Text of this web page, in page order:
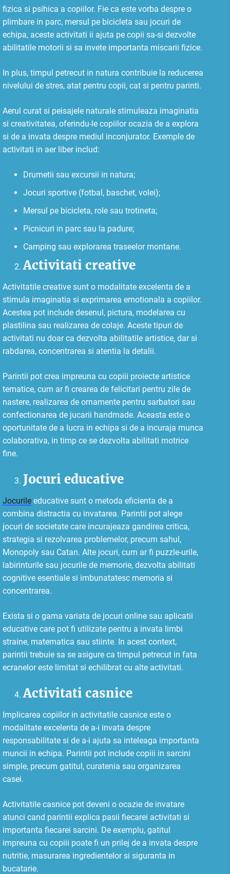
fizica si psihica a copiilor. Fie ca este vorba despre o
plimbare in parc, mersul pe bicicleta sau jocuri de
echipa, aceste activitati ii ajuta pe copii sa-si dezvolte
abilitatile motorii si sa invete importanta miscarii fizice.
In plus, timpul petrecut in natura contribuie la reducerea
nivelului de stres, atat pentru copii, cat si pentru parinti.
Aerul curat si peisajele naturale stimuleaza imaginatia
si creativitatea, oferindu-le copiilor ocazia de a explora
si de a invata despre mediul inconjurator. Exemple de
activitati in aer liber includ:
Drumetii sau excursii in natura;
Jocuri sportive (fotbal, baschet, volei);
Mersul pe bicicleta, role sau trotineta;
Picnicuri in parc sau la padure;
Camping sau explorarea traseelor montane.
Activitati creative
Activitatile creative sunt o modalitate excelenta de a
stimula imaginatia si exprimarea emotionala a copiilor.
Acestea pot include desenul, pictura, modelarea cu
plastilina sau realizarea de colaje. Aceste tipuri de
activitati nu doar ca dezvolta abilitatile artistice, dar si
rabdarea, concentrarea si atentia la detalii.
Parintii pot crea impreuna cu copiii proiecte artistice
tematice, cum ar fi crearea de felicitari pentru zile de
nastere, realizarea de ornamente pentru sarbatori sau
confectionarea de jucarii handmade. Aceasta este o
oportunitate de a lucra in echipa si de a incuraja munca
colaborativa, in timp ce se dezvolta abilitati motrice
fine.
Jocuri educative
Jocurile educative sunt o metoda eficienta de a
combina distractia cu invatarea. Parintii pot alege
jocuri de societate care incurajeaza gandirea critica,
strategia si rezolvarea problemelor, precum sahul,
Monopoly sau Catan. Alte jocuri, cum ar fi puzzle-urile,
labirinturile sau jocurile de memorie, dezvolta abilitati
cognitive esentiale si imbunatatesc memoria si
concentrarea.
Exista si o gama variata de jocuri online sau aplicatii
educative care pot fi utilizate pentru a invata limbi
straine, matematica sau stiinte. In acest context,
parintii trebuie sa se asigure ca timpul petrecut in fata
ecranelor este limitat si echilibrat cu alte activitati.
Activitati casnice
Implicarea copiilor in activitatile casnice este o
modalitate excelenta de a-i invata despre
responsabilitate si de a-i ajuta sa inteleaga importanta
muncii in echipa. Parintii pot include copiii in sarcini
simple, precum gatitul, curatenia sau organizarea
casei.
Activitatile casnice pot deveni o ocazie de invatare
atunci cand parintii explica pasii fiecarei activitati si
importanta fiecarei sarcini. De exemplu, gatitul
impreuna cu copiii poate fi un prilej de a invata despre
nutritie, masurarea ingredientelor si siguranta in
bucatarie.